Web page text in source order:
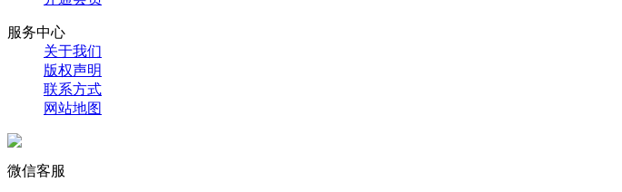
服务中心
关于我们
版权声明
联系方式
网站地图
微信客服